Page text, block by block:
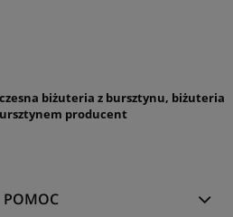
biżuteria z bursztynu, biżuteria
producent
POMOC